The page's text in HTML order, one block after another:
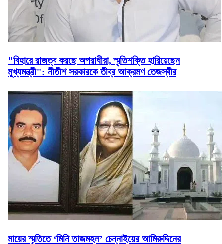
"বিহারে রাজত্ব করছে অপরাধীরা, স্মৃতিশক্তি হারিয়েছেন
মুখ্যমন্ত্রী": নীতীশ সরকারকে তীব্র আক্রমণ তেজস্বীর
মায়ের স্মৃতিতে ‘মিনি তাজমহল’ চেন্নাইয়ের আমিরুদ্দিনের